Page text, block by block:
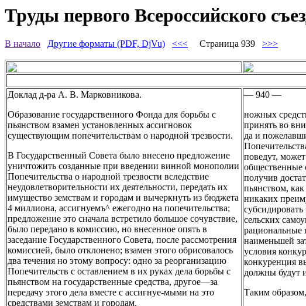
Труды первого Всероссийского
В начало Другие форматы (PDF, DjVu) <<< Страница 939 >>>
Доклад д-ра А. В. Марковникова.
Образование государственного Фонда для борьбы с
пьянством взамен установленных ассигновок
существующим попечительствам о народной трезвости.
В Государственный Совета было внесено предложение
уничтожить созданные при введении винной монополии
Попечительства о народной трезвости вследствие
неудовлетворительности их деятельности, передать их
имущество земствам и городам и вычеркнуть из бюджета
4 миллиона, ассигнуемъ^ ежегодно на попечительства;
предложение это сначала встретило большое сочувствие,
было передано в комиссию, но внесенное опять в
заседание Государственного Совета, после рассмотрения
комиссией, было отклонено; взамен этого обрисовалось
два течения но этому вопросу: одно за реорганизацию
Попечительств с оставлением в их руках дела борьбы с
пьянством на государственные средства, другое—за
передачу этого дела вместе с ассигнуе-мыми на это
средствами земствам и городам.
— 940 —
ножных
принять во
да и
поведут,
общественные
получив
пьянством,
никаких
сельских
рациональные
наименьшей
условия
конкуренция
должны будут
Таким